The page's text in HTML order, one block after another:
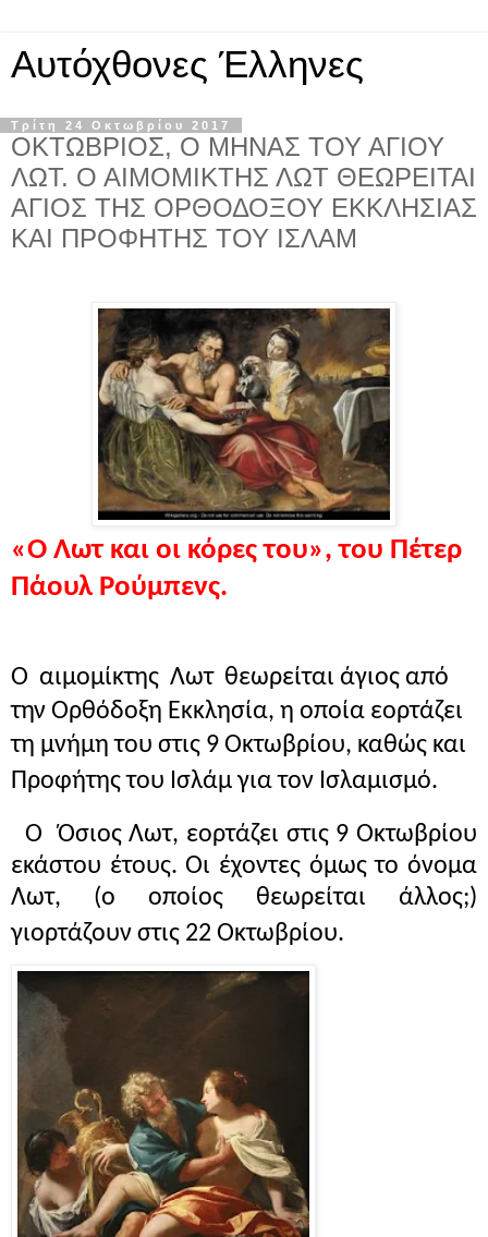
Αυτόχθονες Έλληνες
Τρίτη 24 Οκτωβρίου 2017
ΟΚΤΩΒΡΙΟΣ, Ο ΜΗΝΑΣ ΤΟΥ ΑΓΙΟΥ
ΛΩΤ. Ο ΑΙΜΟΜΙΚΤΗΣ ΛΩΤ ΘΕΩΡΕΙΤΑΙ
ΑΓΙΟΣ ΤΗΣ ΟΡΘΟΔΟΞΟΥ ΕΚΚΛΗΣΙΑΣ
ΚΑΙ ΠΡΟΦΗΤΗΣ ΤΟΥ ΙΣΛΑΜ
«Ο Λωτ και οι κόρες του», του Πέτερ
Πάουλ Ρούμπενς.
Ο αιμομίκτης Λωτ θεωρείται άγιος από
την Ορθόδοξη Εκκλησία, η οποία εορτάζει
τη μνήμη του στις 9 Οκτωβρίου, καθώς και
Προφήτης του Ισλάμ για τον Ισλαμισμό.
Ο Όσιος Λωτ, εορτάζει στις 9 Οκτωβρίου
εκάστου έτους. Οι έχοντες όμως το όνομα
Λωτ, (ο οποίος θεωρείται άλλος;)
γιορτάζουν στις 22 Οκτωβρίου.